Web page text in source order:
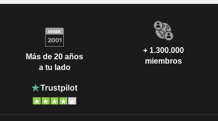
Más de 20 años
a tu lado
+ 1.300.000
miembros